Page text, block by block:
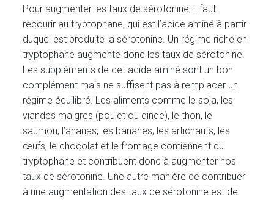
Pour augmenter les taux de sérotonine, il faut
recourir au tryptophane, qui est l’acide aminé à partir
duquel est produite la sérotonine. Un régime riche en
tryptophane augmente donc les taux de sérotonine.
Les suppléments de cet acide aminé sont un bon
complément mais ne suffisent pas à remplacer un
régime équilibré. Les aliments comme le soja, les
viandes maigres (poulet ou dinde), le thon, le
saumon, l’ananas, les bananes, les artichauts, les
œufs, le chocolat et le fromage contiennent du
tryptophane et contribuent donc à augmenter nos
taux de sérotonine. Une autre manière de contribuer
à une augmentation des taux de sérotonine est de